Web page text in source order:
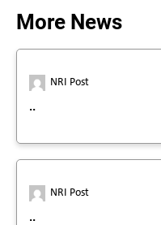
More News
NRI Post
..
NRI Post
..